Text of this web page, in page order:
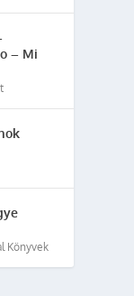
– Mi
Könyvek